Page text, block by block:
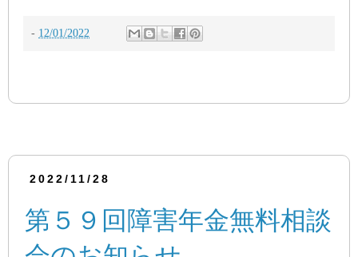
- 12/01/2022
2022/11/28
第５９回障害年金無料相談